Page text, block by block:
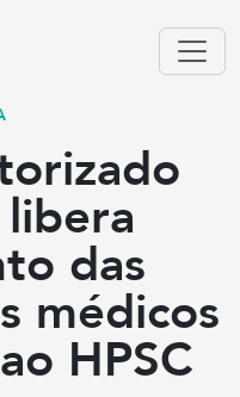
das
médicos
HPSC